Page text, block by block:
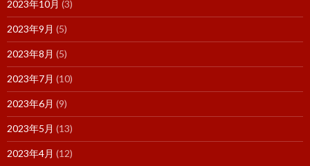
2023年10月 (3)
2023年9月 (5)
2023年8月 (5)
2023年7月 (10)
2023年6月 (9)
2023年5月 (13)
2023年4月 (12)